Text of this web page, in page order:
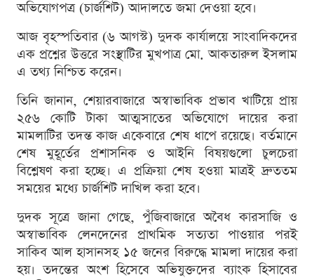
অভিযোগপত্র (চার্জশিট) আদালতে জমা দেওয়া হবে।
আজ বৃহস্পতিবার (৬ আগস্ট) দুদক কার্যালয়ে সাংবাদিকদের
এক প্রশ্নের উত্তরে সংস্থাটির মুখপাত্র মো. আকতারুল ইসলাম
এ তথ্য নিশ্চিত করেন।
তিনি জানান, শেয়ারবাজারে অস্বাভাবিক প্রভাব খাটিয়ে প্রায়
২৫৬ কোটি টাকা আত্মসাতের অভিযোগে দায়ের করা
মামলাটির তদন্ত কাজ একেবারে শেষ ধাপে রয়েছে। বর্তমানে
শেষ মুহূর্তের প্রশাসনিক ও আইনি বিষয়গুলো চুলচেরা
বিশ্লেষণ করা হচ্ছে। এ প্রক্রিয়া শেষ হওয়া মাত্রই দ্রুততম
সময়ের মধ্যে চার্জশিট দাখিল করা হবে।
দুদক সূত্রে জানা গেছে, পুঁজিবাজারে অবৈধ কারসাজি ও
অস্বাভাবিক লেনদেনের প্রাথমিক সত্যতা পাওয়ার পরই
সাকিব আল হাসানসহ ১৫ জনের বিরুদ্ধে মামলা দায়ের করা
হয়। তদন্তের অংশ হিসেবে অভিযুক্তদের ব্যাংক হিসাবের